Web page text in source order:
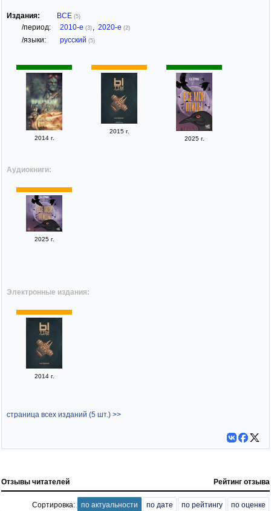
Издания: ВСЕ (5)
/период: 2010-е (3) , 2020-е (2)
/языки: русский (5)
2014 г.
2015 г.
2025 г.
Аудиокниги:
2025 г.
Электронные издания:
2014 г.
страница всех изданий (5 шт.) >>
Отзывы читателей Рейтинг отзыва
Сортировка: по актуальности по дате по рейтингу по оценке